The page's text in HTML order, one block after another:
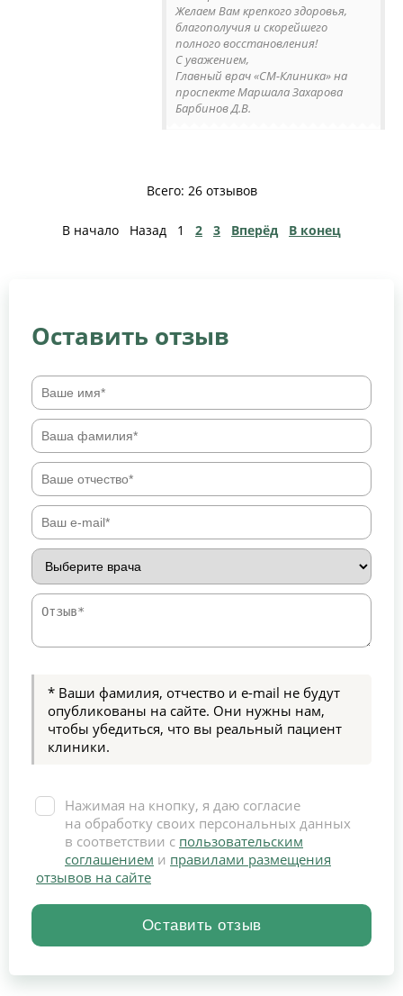
Желаем Вам крепкого здоровья,
благополучия и скорейшего
полного восстановления!
С уважением,
Главный врач «СМ-Клиника» на
проспекте Маршала Захарова
Барбинов Д.В.
Всего: 26 отзывов
В начало Назад 1 2 3 Вперёд В конец
Оставить отзыв
* Ваши фамилия, отчество и e-mail не будут
опубликованы на сайте. Они нужны нам,
чтобы убедиться, что вы реальный пациент
клиники.
Нажимая на кнопку, я даю согласие
на обработку своих персональных данных
в соответствии с пользовательским
соглашением и правилами размещения
отзывов на сайте